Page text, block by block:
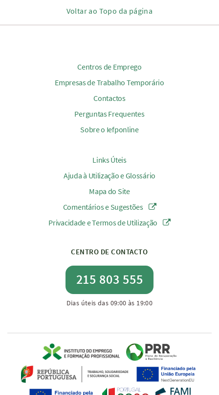
Voltar ao Topo da página
Centros de Emprego
Empresas de Trabalho Temporário
Contactos
Perguntas Frequentes
Sobre o Iefponline
Links Úteis
Ajuda à Utilização e Glossário
Mapa do Site
Comentários e Sugestões
Privacidade e Termos de Utilização
CENTRO DE CONTACTO
215 803 555
Dias úteis das 09:00 às 19:00